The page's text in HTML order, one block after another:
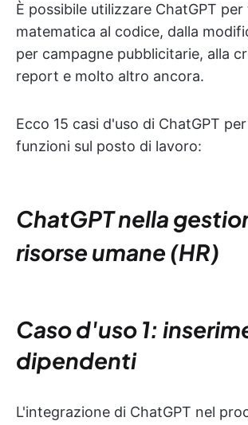
È possibile utilizzare ChatGPT
matematica al codice, dalla
per campagne pubblicitarie, alla
report e molto altro ancora.
Ecco 15 casi d'uso di ChatGPT
funzioni sul posto di lavoro:
ChatGPT nella
risorse umane (HR)
Caso d'uso 1:
dipendenti
L'integrazione di ChatGPT nel